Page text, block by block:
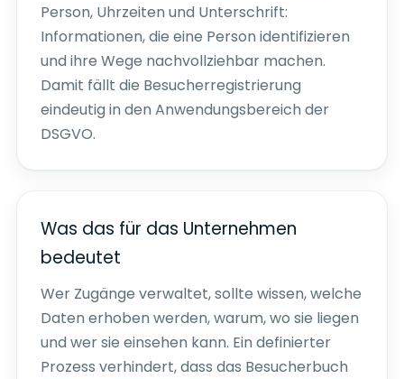
Person, Uhrzeiten und Unterschrift:
Informationen, die eine Person identifizieren
und ihre Wege nachvollziehbar machen.
Damit fällt die Besucherregistrierung
eindeutig in den Anwendungsbereich der
DSGVO.
Was das für das Unternehmen
bedeutet
Wer Zugänge verwaltet, sollte wissen, welche
Daten erhoben werden, warum, wo sie liegen
und wer sie einsehen kann. Ein definierter
Prozess verhindert, dass das Besucherbuch